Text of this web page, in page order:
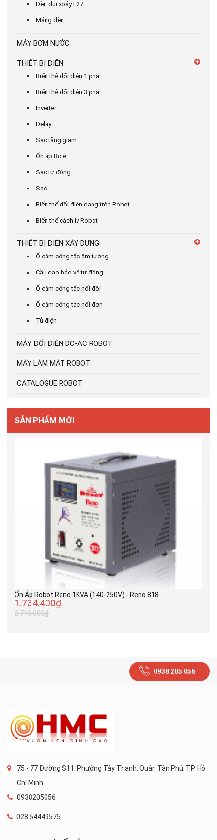
Đèn đui xoáy E27
Máng đèn
MÁY BƠM NƯỚC
THIẾT BỊ ĐIỆN
Biến thế đổi điện 1 pha
Biến thế đổi điện 3 pha
Inverter
Delay
Sạc tăng giảm
Ổn áp Role
Sạc tự động
Sạc
Biến thế đổi điện dạng tròn Robot
Biến thế cách ly Robot
THIẾT BỊ ĐIỆN XÂY DỰNG
Ổ cắm công tắc âm tường
Cầu dao bảo vệ tự động
Ổ cắm công tắc nối đôi
Ổ cắm công tác nối đơn
Tủ điện
MÁY ĐỔI ĐIỆN DC-AC ROBOT
MÁY LÀM MÁT ROBOT
CATALOGUE ROBOT
SẢN PHẨM MỚI
Ổn Áp Robot Reno 1KVA (140-250V) - Reno 818
1.734.400₫
2.710.000₫
0938 205 056
75 - 77 Đường S11, Phường Tây Thạnh, Quận Tân Phú, TP. Hồ
Chí Minh
0938205056
028.54449575